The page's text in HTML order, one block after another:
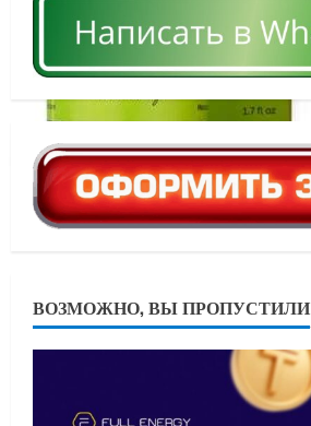
ВОЗМОЖНО, ВЫ ПРОПУСТИЛИ